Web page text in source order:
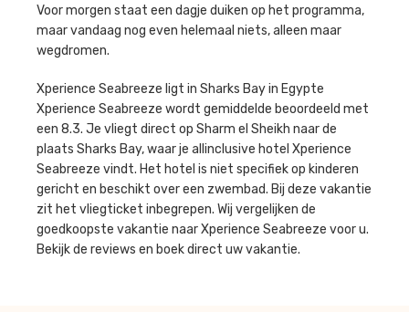
Voor morgen staat een dagje duiken op het programma,
maar vandaag nog even helemaal niets, alleen maar
wegdromen.
Xperience Seabreeze ligt in Sharks Bay in Egypte
Xperience Seabreeze wordt gemiddelde beoordeeld met
een 8.3. Je vliegt direct op Sharm el Sheikh naar de
plaats Sharks Bay, waar je allinclusive hotel Xperience
Seabreeze vindt. Het hotel is niet specifiek op kinderen
gericht en beschikt over een zwembad. Bij deze vakantie
zit het vliegticket inbegrepen. Wij vergelijken de
goedkoopste vakantie naar Xperience Seabreeze voor u.
Bekijk de reviews en boek direct uw vakantie.